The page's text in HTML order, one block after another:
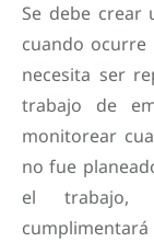
Se debe crear
cuando
necesita ser
trabajo de
monitorear
no fue
el trabajo,